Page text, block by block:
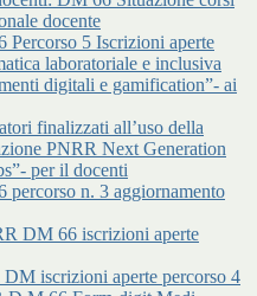
docente
Percorso 5 Iscrizioni aperte
laboratoriale e inclusiva
digitali e gamification”- ai
finalizzati all’uso della
PNRR Next Generation
per il docenti
percorso n. 3 aggiornamento
DM 66 iscrizioni aperte
iscrizioni aperte percorso 4